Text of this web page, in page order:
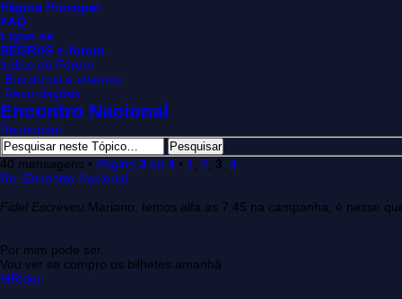
Página Principal
FAQ
Ligue-se
REGRAS e-forum
Índice do Fórum
Encontros e eventos
Recordações
Encontro Nacional
Responder
40 mensagens • Página 3 de 4 • 1 2 3 4
Re: Encontro Nacional
Fidel Escreveu:Mariano, temos alfa as 7:45 na campanha, é nesse
Por mim pode ser.
Vou ver se compro os bilhetes amanhã
MRider